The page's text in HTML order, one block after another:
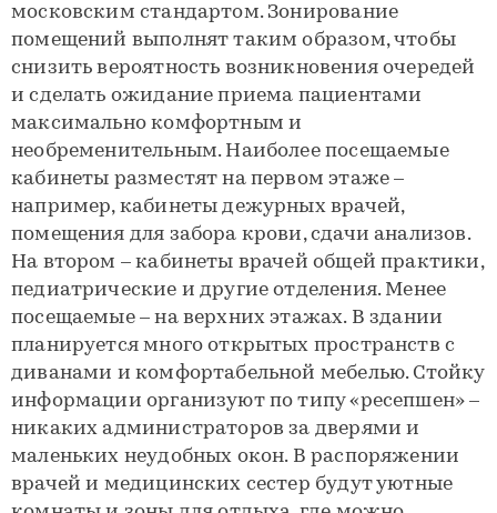
московским стандартом. Зонирование
помещений выполнят таким образом, чтобы
снизить вероятность возникновения очередей
и сделать ожидание приема пациентами
максимально комфортным и
необременительным. Наиболее посещаемые
кабинеты разместят на первом этаже –
например, кабинеты дежурных врачей,
помещения для забора крови, сдачи анализов.
На втором – кабинеты врачей общей практики,
педиатрические и другие отделения. Менее
посещаемые – на верхних этажах. В здании
планируется много открытых пространств с
диванами и комфортабельной мебелью. Стойку
информации организуют по типу «ресепшен» –
никаких администраторов за дверями и
маленьких неудобных окон. В распоряжении
врачей и медицинских сестер будут уютные